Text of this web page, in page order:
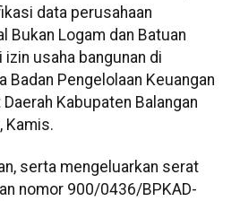
data perusahaan
Bukan Logam dan Batuan
usaha bangunan di
Badan Pengelolaan Keuangan
Kabupaten Balangan
Kamis.
serta mengeluarkan serat
nomor 900/0436/BPKAD-